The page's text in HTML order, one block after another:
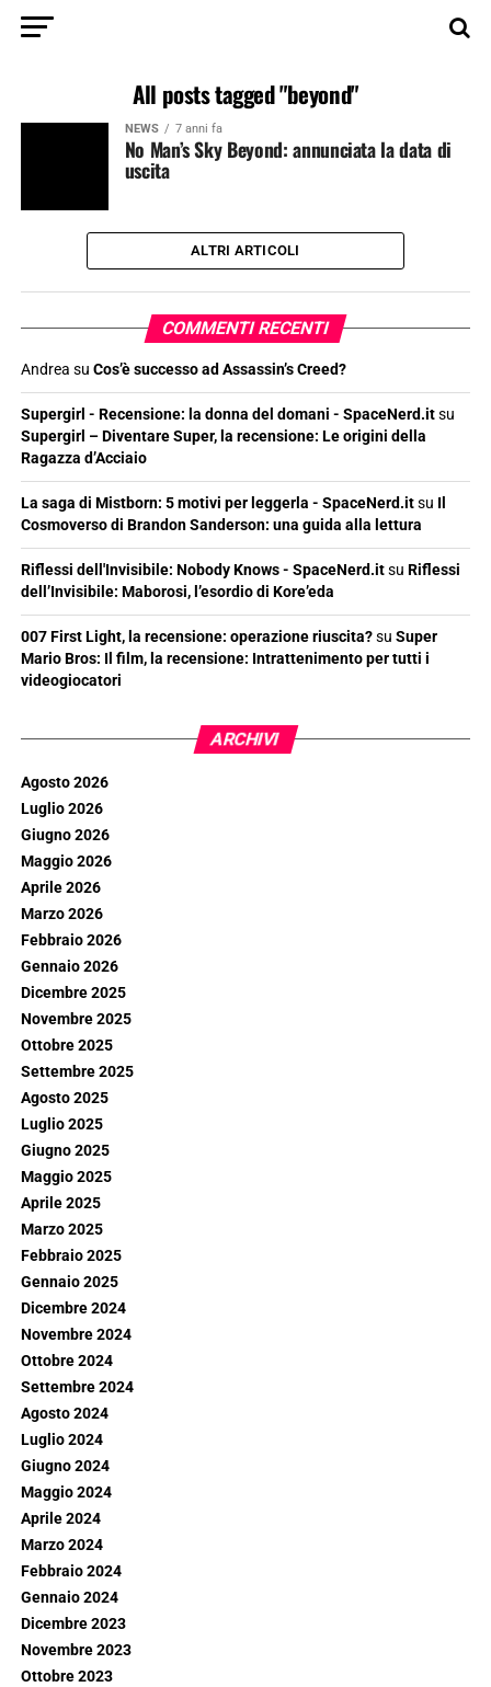
All posts tagged "beyond"
NEWS 7 anni fa
No Man’s Sky Beyond: annunciata la data di
uscita
ALTRI ARTICOLI
COMMENTI RECENTI
Andrea su Cos’è successo ad Assassin’s Creed?
Supergirl - Recensione: la donna del domani - SpaceNerd.itsu
Supergirl – Diventare Super, la recensione: Le origini della
Ragazza d’Acciaio
La saga di Mistborn: 5 motivi per leggerla - SpaceNerd.itsu Il
Cosmoverso di Brandon Sanderson: una guida alla lettura
Riflessi dell'Invisibile: Nobody Knows - SpaceNerd.itsu Riflessi
dell’Invisibile: Maborosi, l’esordio di Kore’eda
007 First Light, la recensione: operazione riuscita?su Super
Mario Bros: Il film, la recensione: Intrattenimento per tutti i
videogiocatori
ARCHIVI
Agosto 2026
Luglio 2026
Giugno 2026
Maggio 2026
Aprile 2026
Marzo 2026
Febbraio 2026
Gennaio 2026
Dicembre 2025
Novembre 2025
Ottobre 2025
Settembre 2025
Agosto 2025
Luglio 2025
Giugno 2025
Maggio 2025
Aprile 2025
Marzo 2025
Febbraio 2025
Gennaio 2025
Dicembre 2024
Novembre 2024
Ottobre 2024
Settembre 2024
Agosto 2024
Luglio 2024
Giugno 2024
Maggio 2024
Aprile 2024
Marzo 2024
Febbraio 2024
Gennaio 2024
Dicembre 2023
Novembre 2023
Ottobre 2023